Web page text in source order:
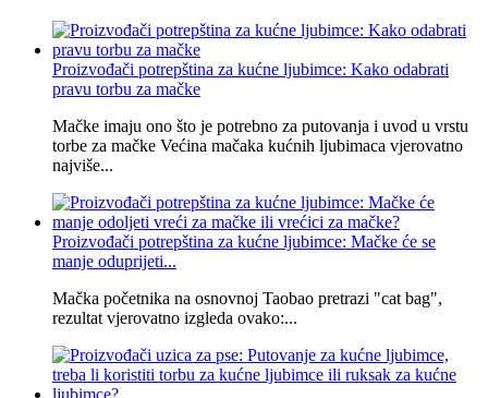
Proizvođači potrepština za kućne ljubimce: Kako odabrati
pravu torbu za mačke
Mačke imaju ono što je potrebno za putovanja i uvod u vrstu
torbe za mačke Većina mačaka kućnih ljubimaca vjerovatno
najviše...
Proizvođači potrepština za kućne ljubimce: Mačke će se
manje oduprijeti...
Mačka početnika na osnovnoj Taobao pretrazi "cat bag",
rezultat vjerovatno izgleda ovako:...